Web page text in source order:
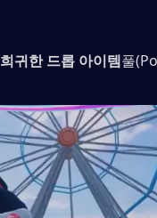
희귀한 드롭 아이템풀